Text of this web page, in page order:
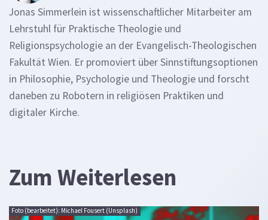
Jonas Simmerlein ist wissenschaftlicher Mitarbeiter am
Lehrstuhl für Praktische Theologie und
Religionspsychologie an der Evangelisch-Theologischen
Fakultät Wien. Er promoviert über Sinnstiftungsoptionen
in Philosophie, Psychologie und Theologie und forscht
daneben zu Robotern in religiösen Praktiken und
digitaler Kirche.
Zum Weiterlesen
Foto (bearbeitet): Michael Fousert (Unsplash)